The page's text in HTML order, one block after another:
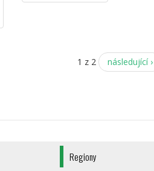
1 z 2 následující ›
Regiony